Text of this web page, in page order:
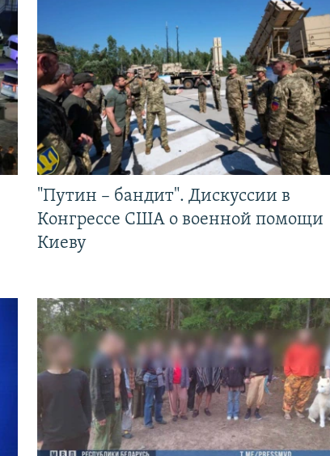
"Путин – бандит". Дискуссии в
Конгрессе США о военной помощи
Киеву